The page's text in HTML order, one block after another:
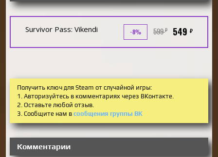
Survivor Pass: Vikendi -8% 599₽ 549 ₽
Получить ключ для Steam от случайной игры:
1. Авторизуйтесь в комментариях через ВКонтакте.
2. Оставьте любой отзыв.
3. Сообщите нам в сообщения группы ВК
Комментарии